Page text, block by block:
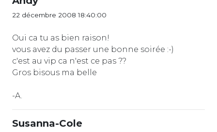
22 décembre 2008 18:40:00
Oui ca tu as bien raison!
vous avez du passer une bonne soirée :-)
c'est au vip ca n'est ce pas ??
Gros bisous ma belle
-A.
Susanna-Cole